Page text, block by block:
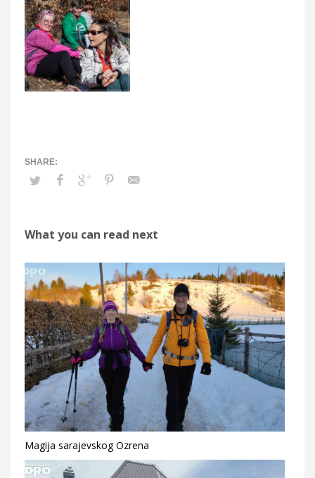
What you can read next
Magija sarajevskog Ozrena